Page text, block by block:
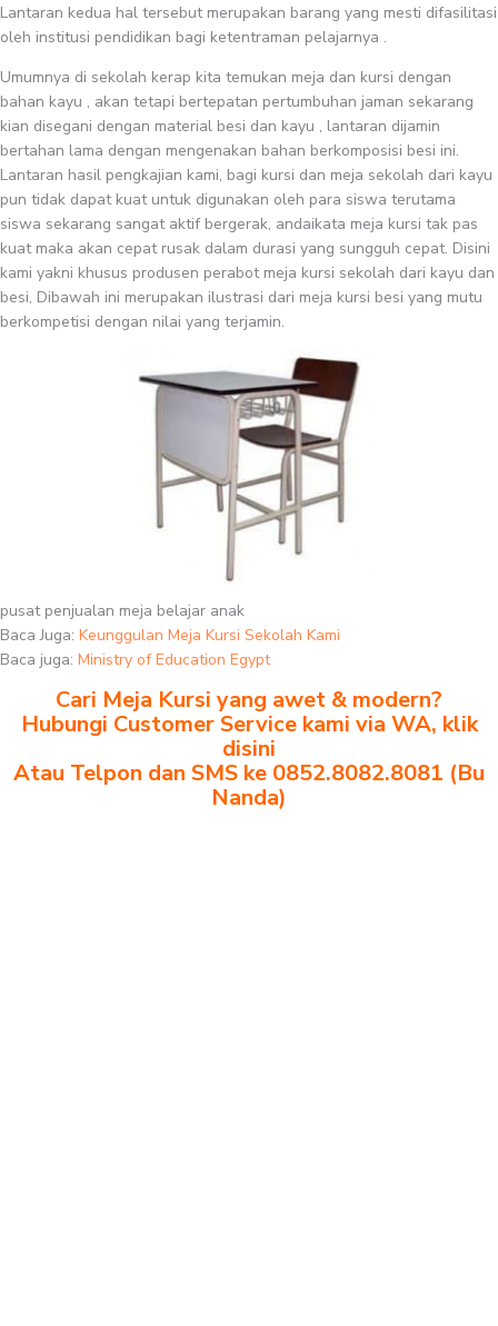
Lantaran kedua hal tersebut merupakan barang yang mesti difasilitasi
oleh institusi pendidikan bagi ketentraman pelajarnya .
Umumnya di sekolah kerap kita temukan meja dan kursi dengan
bahan kayu , akan tetapi bertepatan pertumbuhan jaman sekarang
kian disegani dengan material besi dan kayu , lantaran dijamin
bertahan lama dengan mengenakan bahan berkomposisi besi ini.
Lantaran hasil pengkajian kami, bagi kursi dan meja sekolah dari kayu
pun tidak dapat kuat untuk digunakan oleh para siswa terutama
siswa sekarang sangat aktif bergerak, andaikata meja kursi tak pas
kuat maka akan cepat rusak dalam durasi yang sungguh cepat. Disini
kami yakni khusus produsen perabot meja kursi sekolah dari kayu dan
besi, Dibawah ini merupakan ilustrasi dari meja kursi besi yang mutu
berkompetisi dengan nilai yang terjamin.
pusat penjualan meja belajar anak
Baca Juga: Keunggulan Meja Kursi Sekolah Kami
Baca juga: Ministry of Education Egypt
Cari Meja Kursi yang awet & modern?
Hubungi Customer Service kami via WA, klik
disini
Atau Telpon dan SMS ke 0852.8082.8081 (Bu
Nanda)